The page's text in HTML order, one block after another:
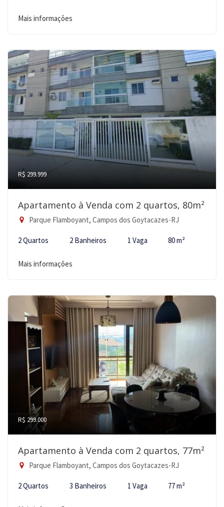
Mais informações
R$ 299.999
Apartamento à Venda com 2 quartos, 80m²
Parque Flamboyant, Campos dos Goytacazes-RJ
2 Quartos 2 Banheiros 1 Vaga 80 m²
Mais informações
R$ 299.000
Apartamento à Venda com 2 quartos, 77m²
Parque Flamboyant, Campos dos Goytacazes-RJ
2 Quartos 3 Banheiros 1 Vaga 77 m²